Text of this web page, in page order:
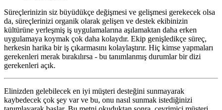
Süreçlerinizin siz büyüdükçe değişmesi ve gelişmesi gerekecek olsa
da, süreçlerinizi organik olarak gelişen ve destek ekibinizin
kültürüne yerleşmiş iş uygulamalarına aşılamaktan daha erken
uygulamaya koymak çok daha kolaydır. Ekip genişledikçe süreç,
herkesin harika bir iş çıkarmasını kolaylaştırır. Hiç kimse yapmaları
gerekenleri merak bırakılırsa - bu tanımlanmış durumlar bir dizi
gerekenleri açık.
Elinizden gelebilecek en iyi müşteri desteğini sunmayarak
kaybedecek çok şey var ve bu, onu nasıl sunmak istediğinizi